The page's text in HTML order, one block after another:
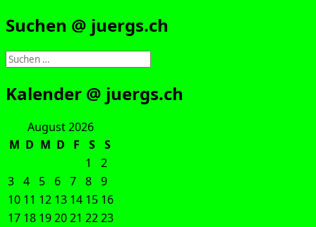
Suchen @ juergs.ch
Suchen
nach:
Kalender @ juergs.ch
August 2026
M D M D F S
S
1
2
3 4 5 6 7 8 9
10 11 12 13 14 15 16
17 18 192021 2223